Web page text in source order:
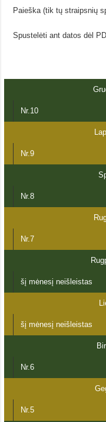
Paieška (tik tų straipsnių
Spustelėti ant datos dėl
Nr.10
Nr.9
Nr.8
Nr.7
šį mėnesį neišleistas
šį mėnesį neišleistas
Nr.6
Nr.5